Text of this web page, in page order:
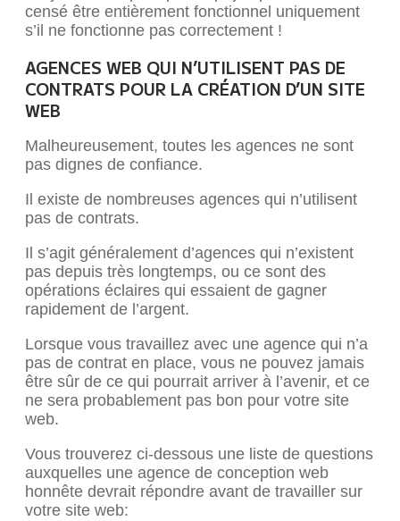
censé être entièrement fonctionnel uniquement
s’il ne fonctionne pas correctement !
AGENCES WEB QUI N’UTILISENT PAS DE
CONTRATS POUR LA CRÉATION D’UN SITE
WEB
Malheureusement, toutes les agences ne sont
pas dignes de confiance.
Il existe de nombreuses agences qui n’utilisent
pas de contrats.
Il s’agit généralement d’agences qui n’existent
pas depuis très longtemps, ou ce sont des
opérations éclaires qui essaient de gagner
rapidement de l’argent.
Lorsque vous travaillez avec une agence qui n’a
pas de contrat en place, vous ne pouvez jamais
être sûr de ce qui pourrait arriver à l’avenir, et ce
ne sera probablement pas bon pour votre site
web.
Vous trouverez ci-dessous une liste de questions
auxquelles une agence de conception web
honnête devrait répondre avant de travailler sur
votre site web: